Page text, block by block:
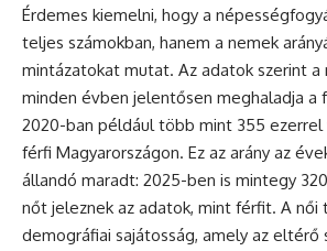
Érdemes kiemelni, hogy a
teljes számokban, hanem a nemek
mintázatokat mutat. Az adatok szerint a
minden évben jelentősen meghaladja a
2020-ban például több mint 355
férfi Magyarországon. Ez az arány az
állandó maradt: 2025-ben is mintegy
nőt jeleznek az adatok, mint férfit. A
demográfiai sajátosság, amely az eltérő